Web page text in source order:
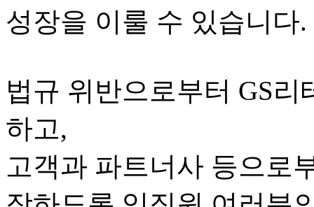
성장을 이룰 수 있습니다.
법규 위반으로부터 GS
하고,
고객과 파트너사 등으로